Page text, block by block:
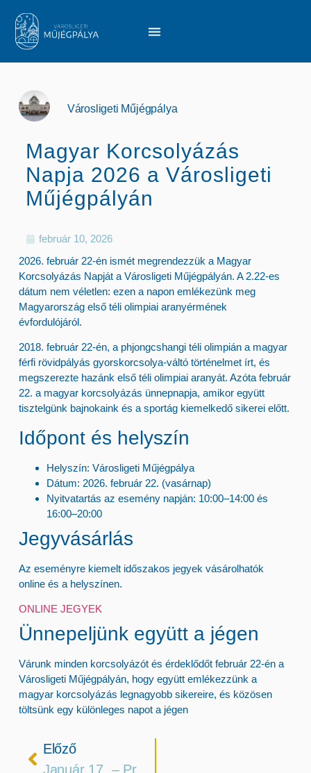
Városligeti Műjégpálya
Magyar Korcsolyázás
Napja 2026 a Városligeti
Műjégpályán
február 10, 2026
2026. február 22-énismét megrendezzük a Magyar
Korcsolyázás Napjáta Városligeti Műjégpályán. A 2.22-es
dátum nem véletlen: ezen a napon emlékezünk meg
Magyarország első téli olimpiai aranyérmének
évfordulójáról.
2018. február 22-én, a phjongcshangi téli olimpián a magyar
férfi rövidpályás gyorskorcsolya-váltótörténelmet írt, és
megszerezte hazánk első téli olimpiai aranyát. Azóta február
22. a magyar korcsolyázás ünnepnapja, amikor együtt
tisztelgünk bajnokaink és a sportág kiemelkedő sikerei előtt.
Időpont és helyszín
Helyszín: Városligeti Műjégpálya
Dátum: 2026. február 22. (vasárnap)
Nyitvatartás az esemény napján: 10:00–14:00 és
16:00–20:00
Jegyvásárlás
Az eseményre kiemelt időszakos jegyek vásárolhatók
online és a helyszínen.
ONLINE JEGYEK
Ünnepeljünk együtt a jégen
Várunk minden korcsolyázót és érdeklődőt február 22-én a
Városligeti Műjégpályán, hogy együtt emlékezzünk a
magyar korcsolyázás legnagyobb sikereire, és közösen
töltsünk egy különleges napot a jégen
Előző
Január 17. – Programok, Nyitvatartás